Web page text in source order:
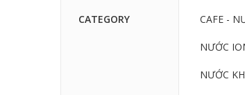
CATEGORY CAFE -
NƯỚC
NƯỚC